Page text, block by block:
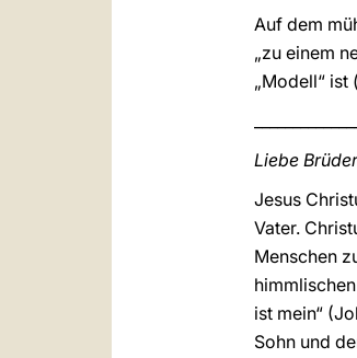
Auf dem
„zu einem
„Modell“ ist
Liebe
Jesus
Vater.
Menschen
ist mein“
Sohn und